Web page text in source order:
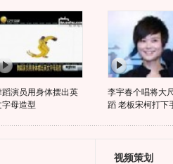
蹈演员用身体摆出英
字母造型
李宇春个唱将大
蹈 老板宋柯打下
视频策划